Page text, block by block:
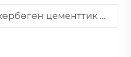
эритме сыңар жана суу бар аймактар үчүн жарамдуу му?